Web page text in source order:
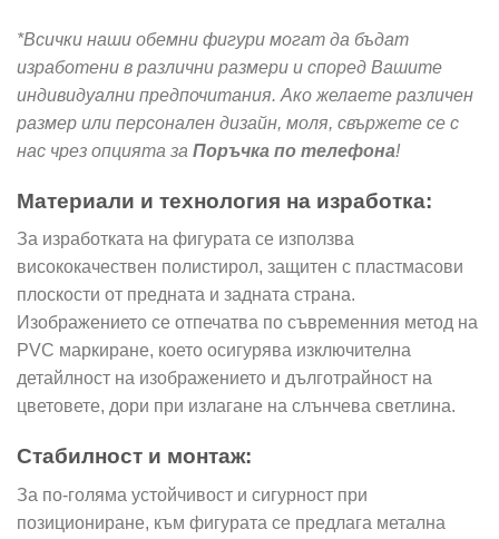
*Всички наши обемни фигури могат да бъдат
изработени в различни размери и според Вашите
индивидуални предпочитания. Ако желаете различен
размер или персонален дизайн, моля, свържете се с
нас чрез опцията за Поръчка по телефона!
Материали и технология на изработка:
За изработката на фигурата се използва
висококачествен полистирол, защитен с пластмасови
плоскости от предната и задната страна.
Изображението се отпечатва по съвременния метод на
PVC маркиране, което осигурява изключителна
детайлност на изображението и дълготрайност на
цветовете, дори при излагане на слънчева светлина.
Стабилност и монтаж:
За по-голяма устойчивост и сигурност при
позициониране, към фигурата се предлага метална